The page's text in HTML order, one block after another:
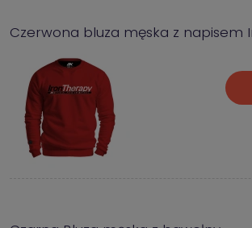
Czerwona bluza męska z napisem